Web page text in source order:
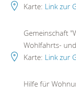
Karte: Link zur
Gemeinschaft
Wohlfahrts-
Karte: Link zur
Hilfe für